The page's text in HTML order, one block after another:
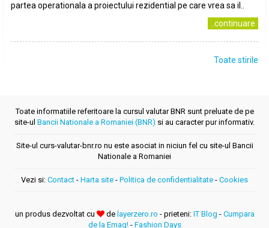
partea operationala a proiectului rezidential pe care vrea sa il..
..continuare
Toate stirile
Toate informatiile referitoare la cursul valutar BNR sunt preluate de pe
site-ul Bancii Nationale a Romaniei (BNR) si au caracter pur informativ.
Site-ul curs-valutar-bnr.ro nu este asociat in niciun fel cu site-ul Bancii
Nationale a Romaniei
Vezi si: Contact - Harta site - Politica de confidentialitate - Cookies
un produs dezvoltat cu de layerzero.ro - prieteni: IT Blog - Cumpara
de la Emag!- Fashion Days